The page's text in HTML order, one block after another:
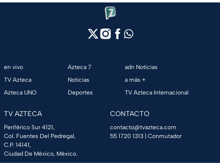
en vivo
TV Azteca
Azteca UNO
Azteca 7
Noticias
Deportes
adn Noticias
a más +
TV Azteca Internacional
TV AZTECA
Periférico Sur 4121,
Col. Fuentes Del Pedregal,
C.P. 14141,
Ciudad De México, México.
CONTACTO
contacto@tvazteca.com
55 1720 1313 | Conmutador